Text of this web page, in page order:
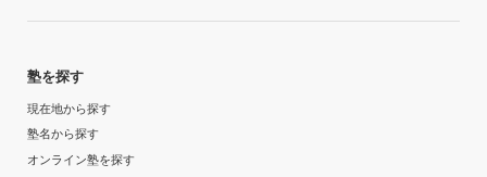
塾を探す
現在地から探す
塾名から探す
オンライン塾を探す